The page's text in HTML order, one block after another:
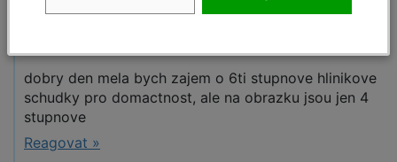
dobry den mela bych zajem o 6ti stupnove hlinikove
schudky pro domactnost, ale na obrazku jsou jen 4
stupnove
Reagovat »